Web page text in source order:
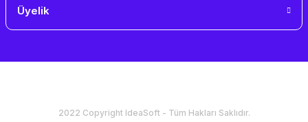
Üyelik
2022 Copyright IdeaSoft - Tüm Hakları Saklıdır.